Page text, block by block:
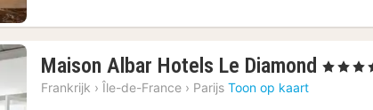
Maison Albar Hotels Le Diamond 1
, 5 Sterren
Frankrijk › Île-de-France › Parijs Toon op kaart